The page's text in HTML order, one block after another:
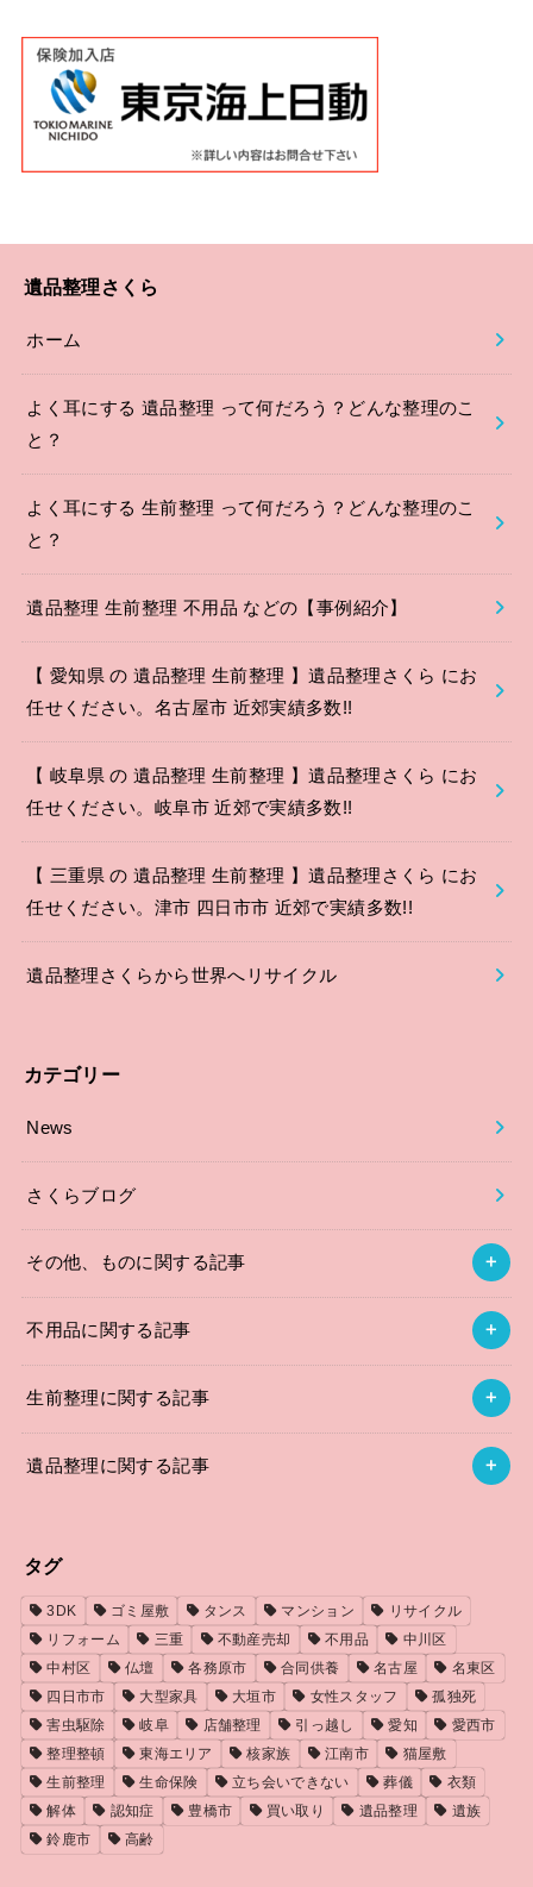
遺品整理さくら
ホーム
よく耳にする 遺品整理 って何だろう？どんな整理のこ
と？
よく耳にする 生前整理 って何だろう？どんな整理のこ
と？
遺品整理 生前整理 不用品 などの【事例紹介】
【 愛知県 の 遺品整理 生前整理 】遺品整理さくら にお
任せください。名古屋市 近郊実績多数!!
【 岐阜県 の 遺品整理 生前整理 】遺品整理さくら にお
任せください。岐阜市 近郊で実績多数!!
【 三重県 の 遺品整理 生前整理 】遺品整理さくら にお
任せください。津市 四日市市 近郊で実績多数!!
遺品整理さくらから世界へリサイクル
カテゴリー
News
さくらブログ
その他、ものに関する記事
不用品に関する記事
生前整理に関する記事
遺品整理に関する記事
タグ
3DK ゴミ屋敷 タンス マンション
リサイクル
リフォーム
三重 不動産売却 不用品
中川区
中村区
仏壇 各務原市 合同供養 名古屋
名東区
四日市市
大型家具 大垣市 女性スタッフ
孤独死
害虫駆除
岐阜 店舗整理 引っ越し 愛知
愛西市
整理整頓
東海エリア 核家族 江南市
猫屋敷
生前整理
生命保険 立ち会いできない 葬儀
衣類
解体
認知症 豊橋市 買い取り 遺品整理
遺族
鈴鹿市
高齢